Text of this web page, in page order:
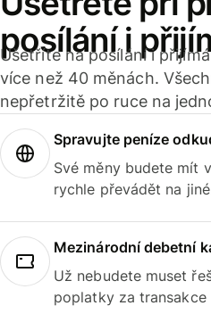
posílání i
Ušetříte na posílání i
více než 40 měnách.
nepřetržitě po ruce na
Spravujte peníze
Své měny budete mít
rychle převádět na
Mezinárodní debetní
Už nebudete muset
poplatky za